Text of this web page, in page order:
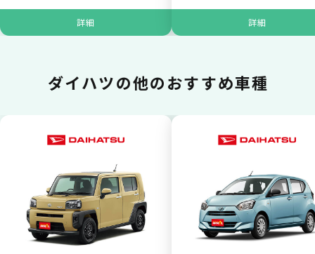
一括払いが可能
いままで難しかったカーリースの利用料金を
一括（一回）払いで可能。
詳細 詳細
ダイハツの他のおすすめ車種